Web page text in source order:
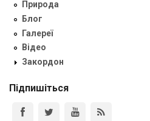
Природа
Блог
Галереї
Відео
Закордон
Підпишіться